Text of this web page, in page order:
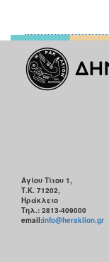
ΤΟΠΟΣ
Αγίου Τίτου 1,
Τ.Κ. 71202,
Ηράκλειο
Τηλ.: 2813-409000
email:info@heraklion.gr